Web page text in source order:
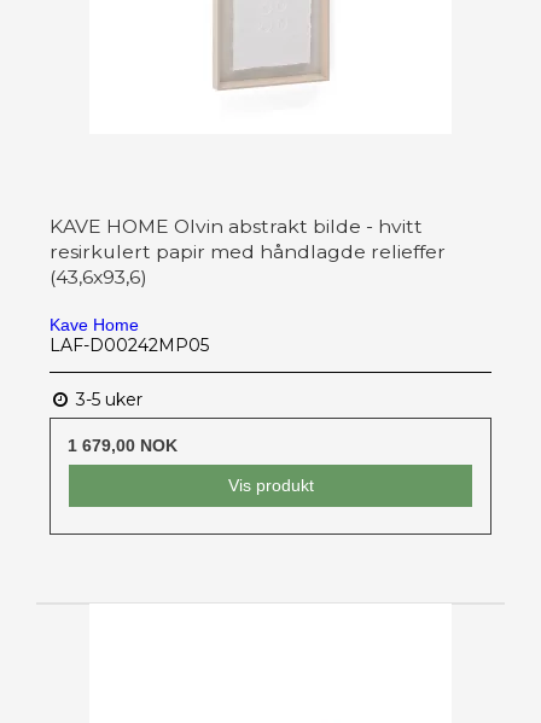
KAVE HOME Olvin abstrakt bilde - hvitt
resirkulert papir med håndlagde relieffer
(43,6x93,6)
Kave Home
LAF-D00242MP05
3-5 uker
1 679,00 NOK
Vis produkt